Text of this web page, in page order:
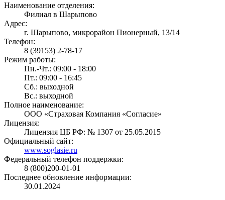
Наименование отделения:
Филиал в Шарыпово
Адрес:
г. Шарыпово, микрорайон Пионерный, 13/14
Телефон:
8 (39153) 2-78-17
Режим работы:
Пн.-Чт.: 09:00 - 18:00
Пт.: 09:00 - 16:45
Сб.: выходной
Вс.: выходной
Полное наименование:
ООО «Страховая Компания «Согласие»
Лицензия:
Лицензия ЦБ РФ: № 1307 от 25.05.2015
Официальный сайт:
www.soglasie.ru
Федеральный телефон поддержки:
8 (800)200-01-01
Последнее обновление информации:
30.01.2024